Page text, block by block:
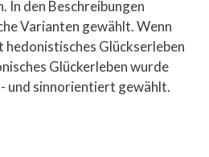
In den Beschreibungen
Varianten gewählt. Wenn
hedonistisches Glückserleben
Glückerleben wurde
und sinnorientiert gewählt.